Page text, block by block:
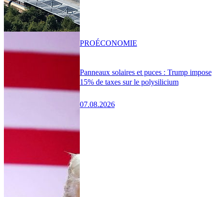
Panneaux solaires et puces : Trump impose
15% de taxes sur le polysilicium
07.08.2026
PROÉCONOMIE